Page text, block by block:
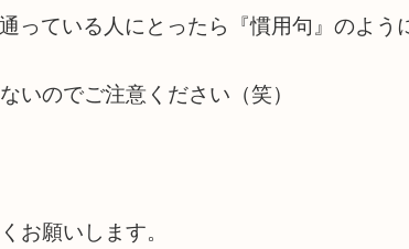
っている人にとったら『慣用句』のよう
いのでご注意ください（笑）
お願いします。